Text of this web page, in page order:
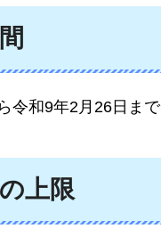
令和9年2月26日まで
上限